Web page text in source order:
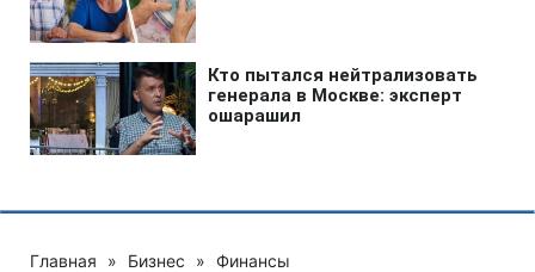
Главная » Бизнес » Финансы